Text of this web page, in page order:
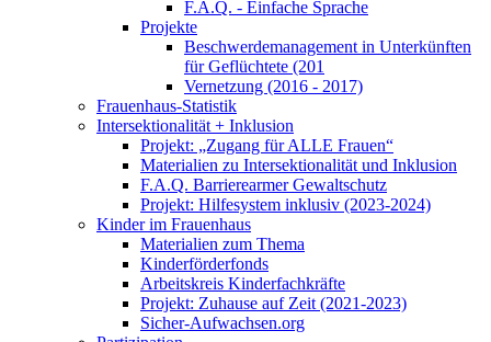
F.A.Q. - Einfache Sprache
Projekte
Beschwerdemanagement in Unterkünften
für Geflüchtete (201
Vernetzung (2016 - 2017)
Frauenhaus-Statistik
Intersektionalität + Inklusion
Projekt: „Zugang für ALLE Frauen“
Materialien zu Intersektionalität und Inklusion
F.A.Q. Barrierearmer Gewaltschutz
Projekt: Hilfesystem inklusiv (2023-2024)
Kinder im Frauenhaus
Materialien zum Thema
Kinderförderfonds
Arbeitskreis Kinderfachkräfte
Projekt: Zuhause auf Zeit (2021-2023)
Sicher-Aufwachsen.org